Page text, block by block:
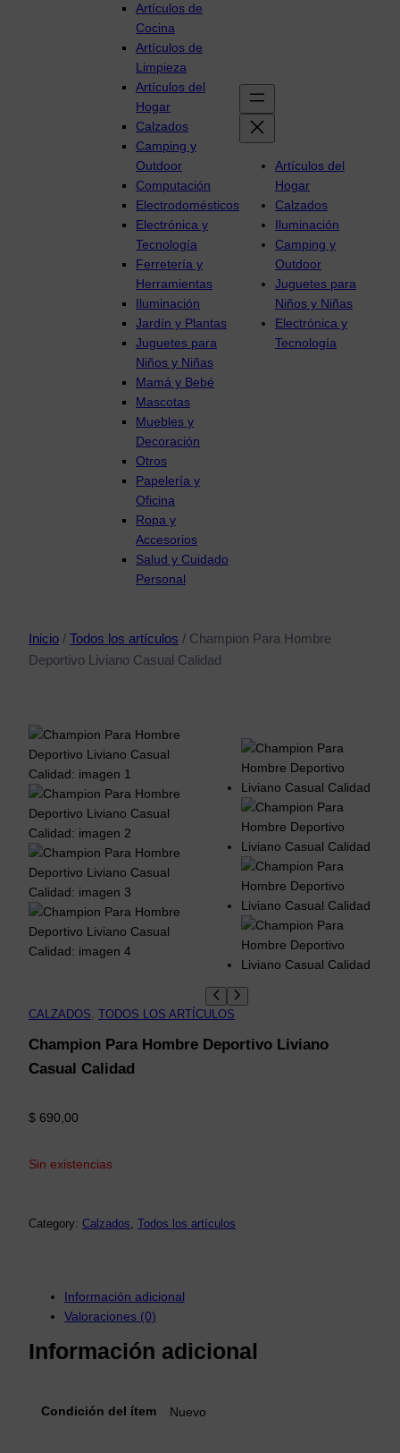
Artículos de
Cocina
Artículos de
Limpieza
Artículos del
Hogar
Calzados
Camping y
Outdoor
Computación
Electrodomésticos
Electrónica y
Tecnología
Ferretería y
Herramientas
Iluminación
Jardín y Plantas
Juguetes para
Niños y Niñas
Mamá y Bebé
Mascotas
Muebles y
Decoración
Otros
Papelería y
Oficina
Ropa y
Accesorios
Salud y Cuidado
Personal
Artículos del
Hogar
Calzados
Iluminación
Camping y
Outdoor
Juguetes para
Niños y Niñas
Electrónica y
Tecnología
Inicio / Todos los artículos / Champion Para Hombre
Deportivo Liviano Casual Calidad
CALZADOS TODOS LOS ARTÍCULOS
Champion Para Hombre Deportivo Liviano
Casual Calidad
$ 690,00
Sin existencias
Category: Calzados, Todos los artículos
Información adicional
Valoraciones (0)
Información adicional
Condición del ítem Nuevo